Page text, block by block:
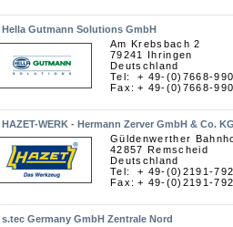
Hella Gutmann Solutions GmbH
Am Krebsbach 2
79241 Ihringen
Deutschland
Tel:
Fax:
+ 49-(0)7668-
+ 49-(0)7668-
HAZET-WERK - Hermann Zerver GmbH & Co.
Güldenwerther
42857 Remscheid
Deutschland
Tel:
Fax:
+ 49-(0)2191-
+ 49-(0)2191-
s.tec Germany GmbH Zentrale Nord